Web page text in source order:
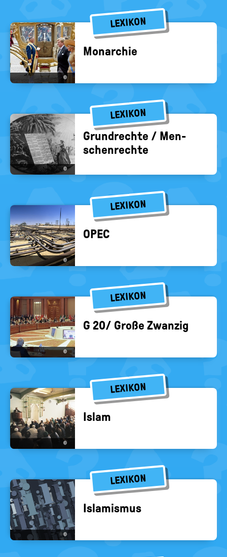
LEXIKON
©
Mon­ar­chie
LEXIKON
©
Grund­rech­te / Men­
schen­rech­te
LEXIKON
©
OPEC
LEXIKON
©
G 20/ Große Zwan­zig
LEXIKON
©
Islam
LEXIKON
©
Is­la­mis­mus